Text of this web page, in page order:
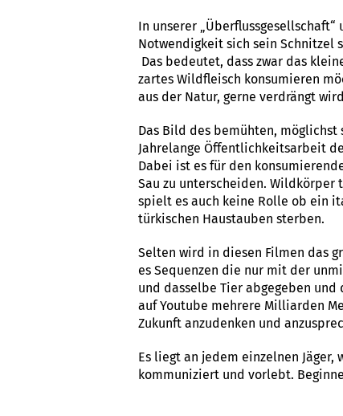
In unserer
Notwendigkeit sich sein Schnitzel
Das bedeutet, dass zwar das
zartes Wildfleisch konsumieren
aus der Natur, gerne verdrängt
Das Bild des bemühten,
Jahrelange Öffentlichkeitsarbeit
Dabei ist es für den
Sau zu unterscheiden. Wildkörper
spielt es auch keine Rolle ob ein
türkischen Haustauben sterben.
Selten wird in diesen Filmen das
es Sequenzen die nur mit der
und dasselbe Tier abgegeben
auf Youtube mehrere Milliarden
Zukunft anzudenken und
Es liegt an jedem einzelnen
kommuniziert und vorlebt.